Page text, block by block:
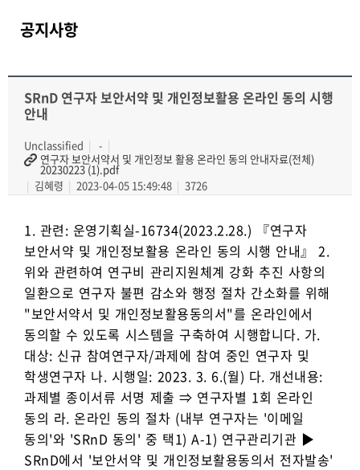
공지사항
SRnD 연구자 보안서약 및 개인정보활용 온라인 동의 시행
안내
Unclassified
-
연구자 보안서약서 및 개인정보 활용 온라인 동의 안내자료(전체)
20230223 (1).pdf
김혜령
2023-04-05 15:49:48 3726
1. 관련: 운영기획실-16734(2023.2.28.) 『연구자
보안서약 및 개인정보활용 온라인 동의 시행 안내』 2.
위와 관련하여 연구비 관리지원체계 강화 추진 사항의
일환으로 연구자 불편 감소와 행정 절차 간소화를 위해
"보안서약서 및 개인정보활용동의서"를 온라인에서
동의할 수 있도록 시스템을 구축하여 시행합니다. 가.
대상: 신규 참여연구자/과제에 참여 중인 연구자 및
학생연구자 나. 시행일: 2023. 3. 6.(월) 다. 개선내용:
과제별 종이서류 서명 제출 ⇒ 연구자별 1회 온라인
동의 라. 온라인 동의 절차 (내부 연구자는 '이메일
동의'와 'SRnD 동의' 중 택1) A-1) 연구관리기관 ▶
SRnD에서 '보안서약 및 개인정보활용동의서 전자발송'